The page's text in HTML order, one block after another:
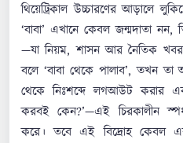
থিয়েট্রিকাল উচ্চারণের আড়ালে
‘বাবা’ এখানে কেবল জন্মদাতা নন,
—যা নিয়ম, শাসন আর নৈতিক
বলে ‘বাবা থেকে পালাব’, তখন
থেকে নিঃশব্দে লগআউট করার
করবই কেন?’—এই চিরকালীন
করে। তবে এই বিদ্রোহ কেবল